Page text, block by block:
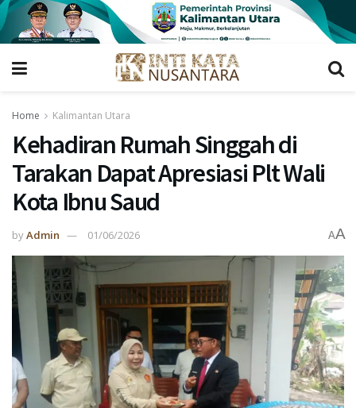
Home Kalimantan Utara
Kehadiran Rumah Singgah di
Tarakan Dapat Apresiasi Plt Wali
Kota Ibnu Saud
byAdmin 01/06/2026 AA